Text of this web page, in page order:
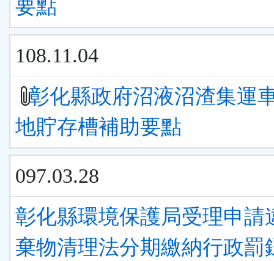
要點
108.11.04
彰化縣政府沼液沼渣集運
地貯存槽補助要點
097.03.28
彰化縣環境保護局受理申請
棄物清理法分期繳納行政罰